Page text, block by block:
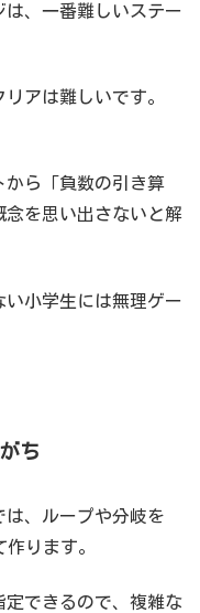
は、一番難しいステー
アは難しいです。
から「負数の引き算
念を思い出さないと解
小学生には無理ゲー
ち
は、ループや分岐を
ります。
定できるので、複雑な